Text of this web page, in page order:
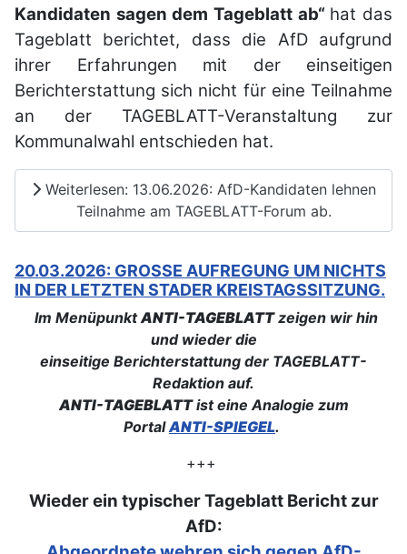
Kandidaten sagen dem Tageblatt ab“ hat das
Tageblatt berichtet, dass die AfD aufgrund
ihrer Erfahrungen mit der einseitigen
Berichterstattung sich nicht für eine Teilnahme
an der TAGEBLATT-Veranstaltung zur
Kommunalwahl entschieden hat.
Weiterlesen: 13.06.2026: AfD-Kandidaten lehnen
Teilnahme am TAGEBLATT-Forum ab.
20.03.2026: GROSSE AUFREGUNG UM NICHTS I
N DER LETZTEN STADER KREISTAGSSITZUNG.
Im MenüpunktANTI-TAGEBLATTzeigen wir hin
und wieder die
einseitige Berichterstattung der TAGEBLATT-
Redaktion auf.
ANTI-TAGEBLATTist eine Analogie zum
PortalANTI-SPIEGEL.
+++
Wieder ein typischer Tageblatt Bericht zur
AfD: